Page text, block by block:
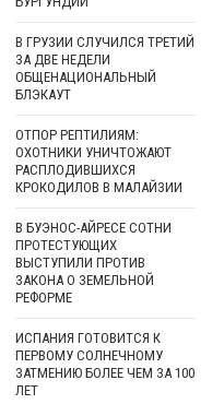
В ГРУЗИИ СЛУЧИЛСЯ ТРЕТИЙ
ЗА ДВЕ НЕДЕЛИ
ОБЩЕНАЦИОНАЛЬНЫЙ
БЛЭКАУТ
ОТПОР РЕПТИЛИЯМ:
ОХОТНИКИ УНИЧТОЖАЮТ
РАСПЛОДИВШИХСЯ
КРОКОДИЛОВ В МАЛАЙЗИИ
В БУЭНОС-АЙРЕСЕ СОТНИ
ПРОТЕСТУЮЩИХ
ВЫСТУПИЛИ ПРОТИВ
ЗАКОНА О ЗЕМЕЛЬНОЙ
РЕФОРМЕ
ИСПАНИЯ ГОТОВИТСЯ К
ПЕРВОМУ СОЛНЕЧНОМУ
ЗАТМЕНИЮ БОЛЕЕ ЧЕМ ЗА 100
ЛЕТ